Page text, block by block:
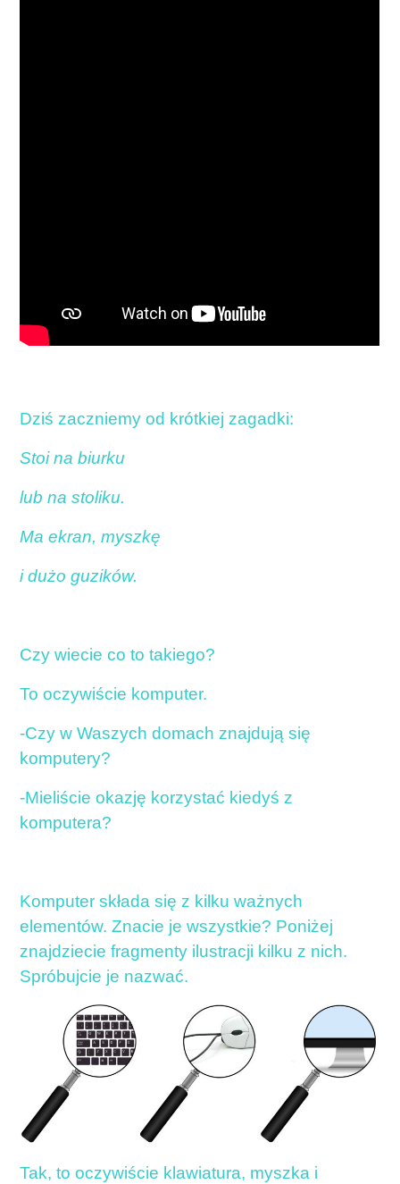
Dziś zaczniemy od krótkiej zagadki:
Stoi na biurku
lub na stoliku.
Ma ekran, myszkę
i dużo guzików.
Czy wiecie co to takiego?
To oczywiście komputer.
-Czy w Waszych domach znajdują się
komputery?
-Mieliście okazję korzystać kiedyś z
komputera?
Komputer składa się z kilku ważnych
elementów. Znacie je wszystkie? Poniżej
znajdziecie fragmenty ilustracji kilku z nich.
Spróbujcie je nazwać.
Tak, to oczywiście klawiatura, myszka i